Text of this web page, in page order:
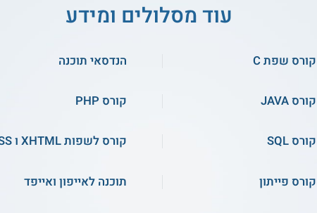
קורס פיתוח אפליקציות ב-
Flutter
התחילו ללמוד
קורס לבדיקות תוכנה QA
התחילו ללמוד
קורס אונליין קורס אונליין
עוד מסלולים ומידע
קורס שפת C הנדסאי תוכנה
קורס JAVA קורס PHP
קורס SQL קורס לשפות XHTML ו CSS
קורס פייתון תוכנה לאייפון ואייפד